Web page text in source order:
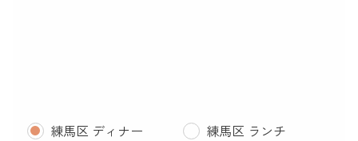
練馬区 ディナー
練馬区 ランチ